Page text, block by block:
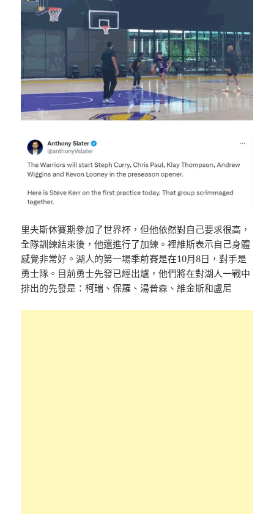
里夫斯休賽期參加了世界杯，但他依然對自己要求很高，
全隊訓練結束後，他還進行了加練。裡維斯表示自己身體
感覺非常好。湖人的第一場季前賽是在10月8日，對手是
勇士隊。目前勇士先發已經出爐，他們將在對湖人一戰中
排出的先發是：柯瑞、保羅、湯普森、維金斯和盧尼